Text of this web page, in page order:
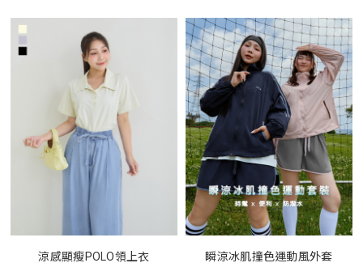
涼感顯瘦POLO領上衣
瞬涼冰肌撞色運動風外套